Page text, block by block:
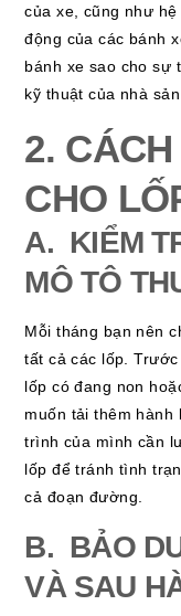
của xe, cũng như
động của các bánh
bánh xe sao cho sự
kỹ thuật của nhà sản
2.
CHO
A. KIỂM
MÔ TÔ
Mỗi tháng bạn nên
tất cả các lốp.
lốp có đang non
muốn tải thêm hành
trình của mình cần
lốp để tránh tình
cả đoạn đường.
B. BẢO
VÀ SAU